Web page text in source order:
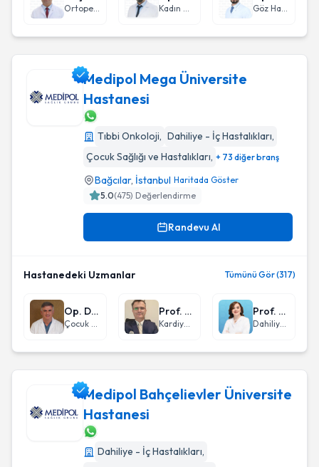
Ortopedi ve Travmatoloji Kadın Hastalıkları ve Doğum Göz Hastalıkları
Medipol Mega Üniversite Hastanesi
Medipol Mega Üniversite
Hastanesi
Tıbbi Onkoloji, Dahiliye - İç Hastalıkları,
Çocuk Sağlığı ve Hastalıkları, + 73 diğer branş
Bağcılar, İstanbul Haritada Göster
5.0(475) Değerlendirme
Randevu Al
Hastanedeki Uzmanlar Tümünü Gör (317)
Op. Dr. Mehmet Şerif Arslan
Çocuk Cerrahisi
Prof. Dr. Bülent Demir
Kardiyoloji
Prof. Dr. Sevgi Aras
Dahiliye - İç Hastalıkları
Medipol Bahçelievler Üniversite Hastanesi
Medipol Bahçelievler Üniversite
Hastanesi
Dahiliye - İç Hastalıkları,